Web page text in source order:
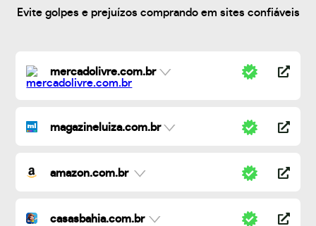
Evite golpes e prejuízos comprando em sites confiáveis
mercadolivre.com.br
magazineluiza.com.br
amazon.com.br
casasbahia.com.br